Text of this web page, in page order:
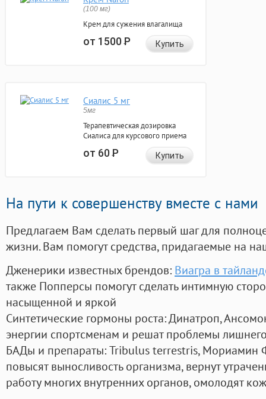
(100 мг)
Крем для сужения влагалища
от 1500Р Купить
Сиалис 5 мг
5мг
Терапевтическая дозировка
Сиалиса для курсового приема
от 60Р Купить
На пути к совершенству вместе с нами
Предлагаем Вам сделать первый шаг для
жизни. Вам помогут средства, придагаемые на
Дженерики известных брендов: Виагра в
также Попперсы помогут сделать интимную
насыщенной и яркой
Синтетические гормоны роста: Динатроп,
энергии спортсменам и решат проблемы
БАДы и препараты:Tribulus terrestris, Мориамин
повысят выносливость организма, вернут
работу многих внутренних органов, омолодят